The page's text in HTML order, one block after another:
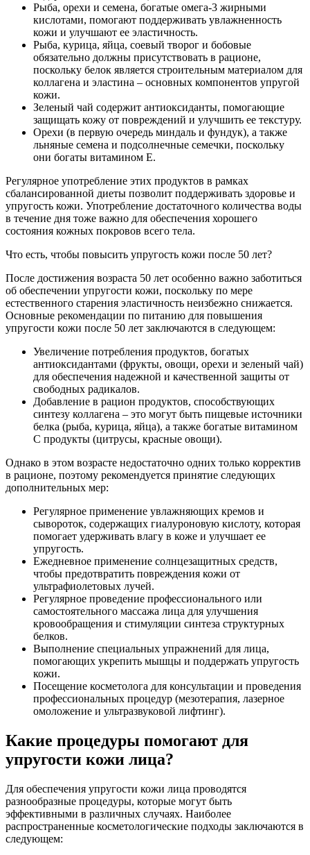
Рыба, орехи и семена, богатые омега-3 жирными
кислотами, помогают поддерживать увлажненность
кожи и улучшают ее эластичность.
Рыба, курица, яйца, соевый творог и бобовые
обязательно должны присутствовать в рационе,
поскольку белок является строительным материалом для
коллагена и эластина – основных компонентов упругой
кожи.
Зеленый чай содержит антиоксиданты, помогающие
защищать кожу от повреждений и улучшить ее текстуру.
Орехи (в первую очередь миндаль и фундук), а также
льняные семена и подсолнечные семечки, поскольку
они богаты витамином E.
Регулярное употребление этих продуктов в рамках
сбалансированной диеты позволит поддерживать здоровье и
упругость кожи. Употребление достаточного количества воды
в течение дня тоже важно для обеспечения хорошего
состояния кожных покровов всего тела.
Что есть, чтобы повысить упругость кожи после 50 лет?
После достижения возраста 50 лет особенно важно заботиться
об обеспечении упругости кожи, поскольку по мере
естественного старения эластичность неизбежно снижается.
Основные рекомендации по питанию для повышения
упругости кожи после 50 лет заключаются в следующем:
Увеличение потребления продуктов, богатых
антиоксидантами (фрукты, овощи, орехи и зеленый чай)
для обеспечения надежной и качественной защиты от
свободных радикалов.
Добавление в рацион продуктов, способствующих
синтезу коллагена – это могут быть пищевые источники
белка (рыба, курица, яйца), а также богатые витамином
C продукты (цитрусы, красные овощи).
Однако в этом возрасте недостаточно одних только корректив
в рационе, поэтому рекомендуется принятие следующих
дополнительных мер:
Регулярное применение увлажняющих кремов и
сывороток, содержащих гиалуроновую кислоту, которая
помогает удерживать влагу в коже и улучшает ее
упругость.
Ежедневное применение солнцезащитных средств,
чтобы предотвратить повреждения кожи от
ультрафиолетовых лучей.
Регулярное проведение профессионального или
самостоятельного массажа лица для улучшения
кровообращения и стимуляции синтеза структурных
белков.
Выполнение специальных упражнений для лица,
помогающих укрепить мышцы и поддержать упругость
кожи.
Посещение косметолога для консультации и проведения
профессиональных процедур (мезотерапия, лазерное
омоложение и ультразвуковой лифтинг).
Какие процедуры помогают для
упругости кожи лица?
Для обеспечения упругости кожи лица проводятся
разнообразные процедуры, которые могут быть
эффективными в различных случаях. Наиболее
распространенные косметологические подходы заключаются в
следующем: